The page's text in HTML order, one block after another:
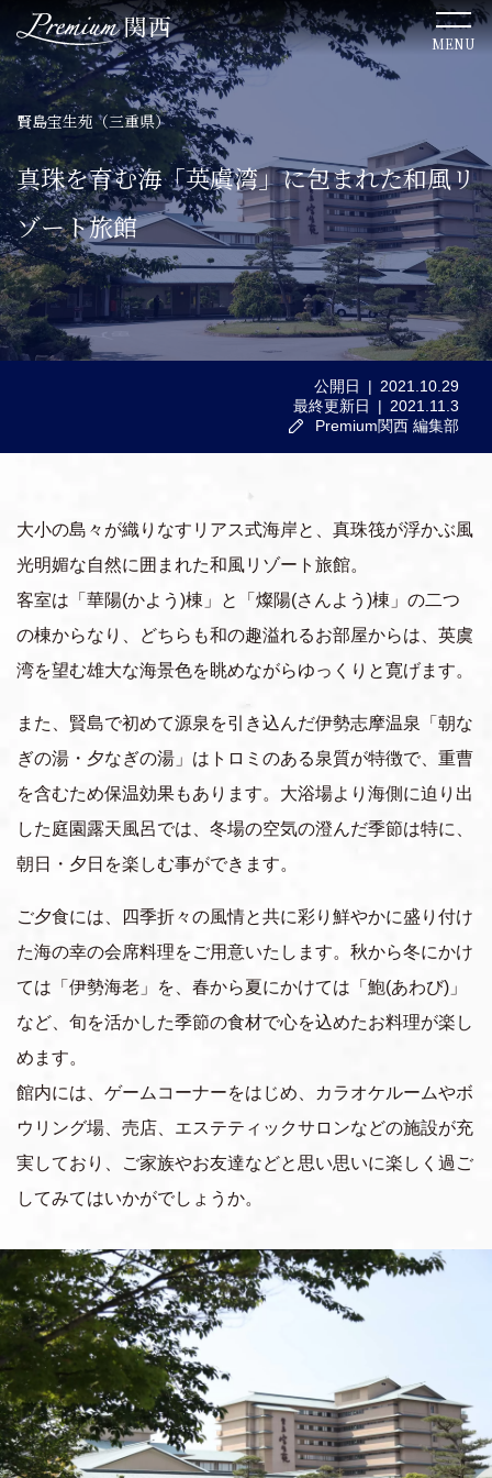
TOP
関西のこだわりステイ
関西ならではの美食体験
ここでしか出会えない絶景
おすすめの周遊ルート
移動体験
MENU
賢島宝生苑（三重県）
真珠を育む海「英虞湾」に包まれた和風リ
ゾート旅館
公開日
2021.10.29
最終更新日
2021.11.3
Premium関西 編集部
大小の島々が織りなすリアス式海岸と、真珠筏が浮かぶ風
光明媚な自然に囲まれた和風リゾート旅館。
客室は「華陽(かよう)棟」と「燦陽(さんよう)棟」の二つ
の棟からなり、どちらも和の趣溢れるお部屋からは、英虞
湾を望む雄大な海景色を眺めながらゆっくりと寛げます。
また、賢島で初めて源泉を引き込んだ伊勢志摩温泉「朝な
ぎの湯・夕なぎの湯」はトロミのある泉質が特徴で、重曹
を含むため保温効果もあります。大浴場より海側に迫り出
した庭園露天風呂では、冬場の空気の澄んだ季節は特に、
朝日・夕日を楽しむ事ができます。
ご夕食には、四季折々の風情と共に彩り鮮やかに盛り付け
た海の幸の会席料理をご用意いたします。秋から冬にかけ
ては「伊勢海老」を、春から夏にかけては「鮑(あわび)」
など、旬を活かした季節の食材で心を込めたお料理が楽し
めます。
館内には、ゲームコーナーをはじめ、カラオケルームやボ
ウリング場、売店、エステティックサロンなどの施設が充
実しており、ご家族やお友達などと思い思いに楽しく過ご
してみてはいかがでしょうか。